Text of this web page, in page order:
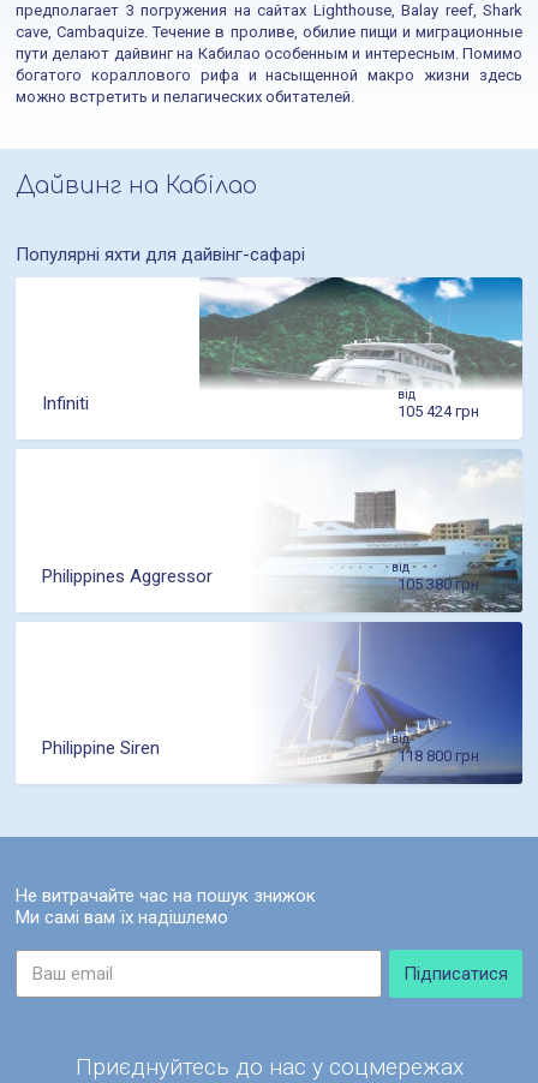
предполагает 3 погружения на сайтах Lighthouse, Balay reef, Shark
cave, Cambaquize. Течение в проливе, обилие пищи и миграционные
пути делают дайвинг на Кабилао особенным и интересным. Помимо
богатого кораллового рифа и насыщенной макро жизни здесь
можно встретить и пелагических обитателей.
Дайвинг на Кабілао
Популярні яхти для дайвінг-сафарі
Infiniti від
105 424 грн
Philippines Aggressor від
105 380 грн
Philippine Siren від
118 800 грн
Не витрачайте час на пошук знижок
Ми самі вам їх надішлемо
Приєднуйтесь до нас у соцмережах